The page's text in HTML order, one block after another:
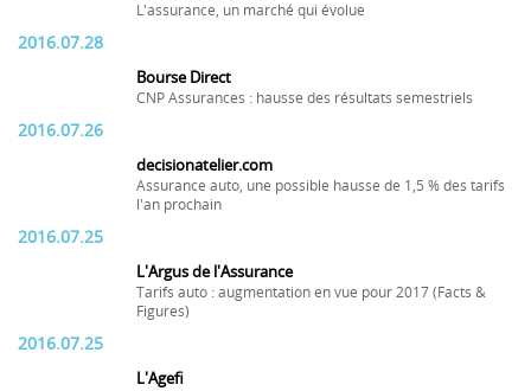
L'assurance, un marché qui évolue
2016.07.28
Bourse Direct
CNP Assurances : hausse des résultats semestriels
2016.07.26
decisionatelier.com
Assurance auto, une possible hausse de 1,5 % des tarifs
l'an prochain
2016.07.25
L'Argus de l'Assurance
Tarifs auto : augmentation en vue pour 2017 (Facts &
Figures)
2016.07.25
L'Agefi